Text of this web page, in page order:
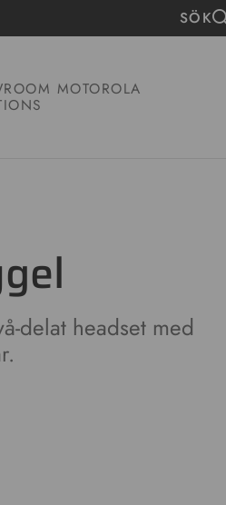
SÖK
MOTOROLA
delat headset med